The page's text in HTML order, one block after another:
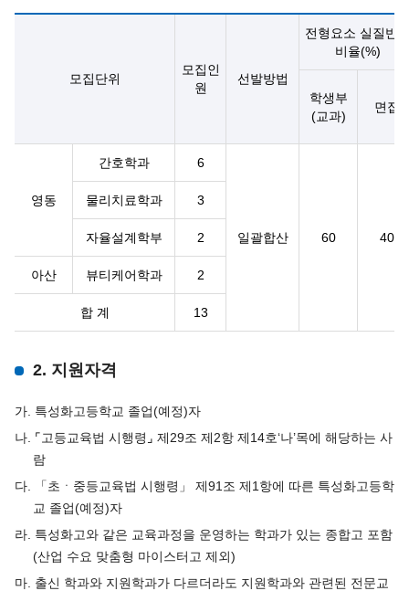
모집단위
모집인
원
선발방법
전형요소 실질반
비율(%)
학생부
(교과)
면접
영동
간호학과 6
일괄합산 60 40
물리치료학과 3
자율설계학부 2
아산 뷰티케어학과 2
합 계 13
2. 지원자격
가. 특성화고등학교 졸업(예정)자
나. ⌜고등교육법 시행령⌟ 제29조 제2항 제14호‘나’목에 해당하는 사
람
다. 「초ㆍ중등교육법 시행령」 제91조 제1항에 따른 특성화고등학
교 졸업(예정)자
라. 특성화고와 같은 교육과정을 운영하는 학과가 있는 종합고 포함
(산업 수요 맞춤형 마이스터고 제외)
마. 출신 학과와 지원학과가 다르더라도 지원학과와 관련된 전문교